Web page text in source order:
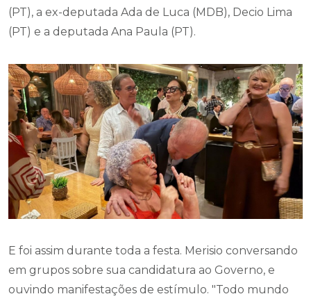
(PT), a ex-deputada Ada de Luca (MDB), Decio Lima
(PT) e a deputada Ana Paula (PT).
E foi assim durante toda a festa. Merisio conversando
em grupos sobre sua candidatura ao Governo, e
ouvindo manifestações de estímulo. "Todo mundo